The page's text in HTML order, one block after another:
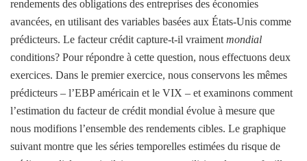
rendements des obligations des entreprises des économies
avancées, en utilisant des variables basées aux États-Unis comme
prédicteurs. Le facteur crédit capture-t-il vraiment mondial
conditions? Pour répondre à cette question, nous effectuons deux
exercices. Dans le premier exercice, nous conservons les mêmes
prédicteurs – l’EBP américain et le VIX – et examinons comment
l’estimation du facteur de crédit mondial évolue à mesure que
nous modifions l’ensemble des rendements cibles. Le graphique
suivant montre que les séries temporelles estimées du risque de